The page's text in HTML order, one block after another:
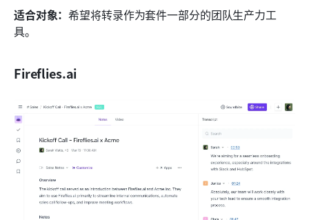
适合对象：希望将转录作为套件一部分的团队生产力工
具。
Fireflies.ai